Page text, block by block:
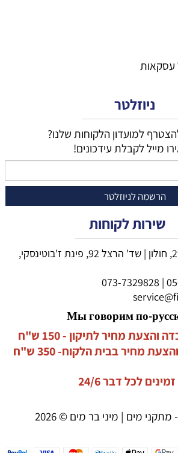
עסקאות
ניוזלטר
למועדון הלקוחות שלנו?
מייל לקבלת עידכונים!
שירות לקוחות
כתובת: שד' קוגל 29, חולון | שד' הרצל 92, פינת ז'בוטינסקי,
|
073-7329828
Мы говорим по-
מחיר לתיקון - 150 ש"ח
מחיר בבית הלקוח- 350 ש"ח
זמינים לכל דבר 24/6